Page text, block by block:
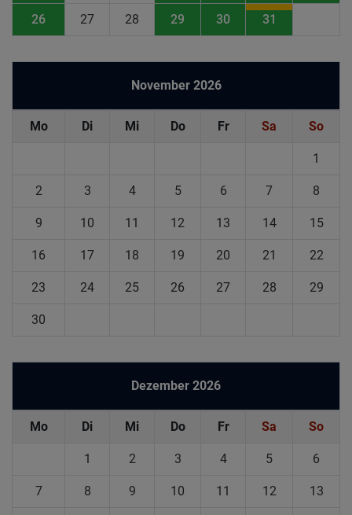
26 27 28 29 30 31
November 2026
Mo Di Mi Do Fr Sa So
1
2 3 4 5 6 7 8
9 10 11 12 13 14 15
16 17 18 19 20 21 22
23 24 25 26 27 28 29
30
Dezember 2026
Mo Di Mi Do Fr Sa So
1 2 3 4 5 6
7 8 9 10 11 12 13